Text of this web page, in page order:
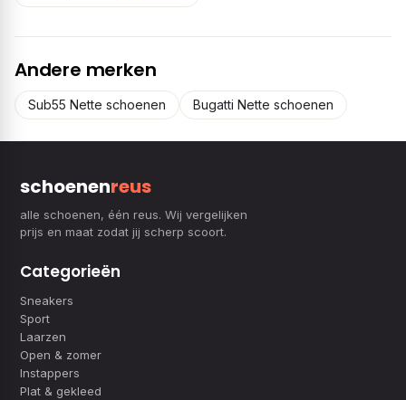
Andere merken
Sub55 Nette schoenen Bugatti Nette schoenen
schoenenreus
alle schoenen, één reus. Wij vergelijken
prijs en maat zodat jij scherp scoort.
Categorieën
Sneakers
Sport
Laarzen
Open & zomer
Instappers
Plat & gekleed